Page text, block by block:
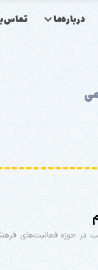
درباره‌ما
در حوزه فعالیت‌های